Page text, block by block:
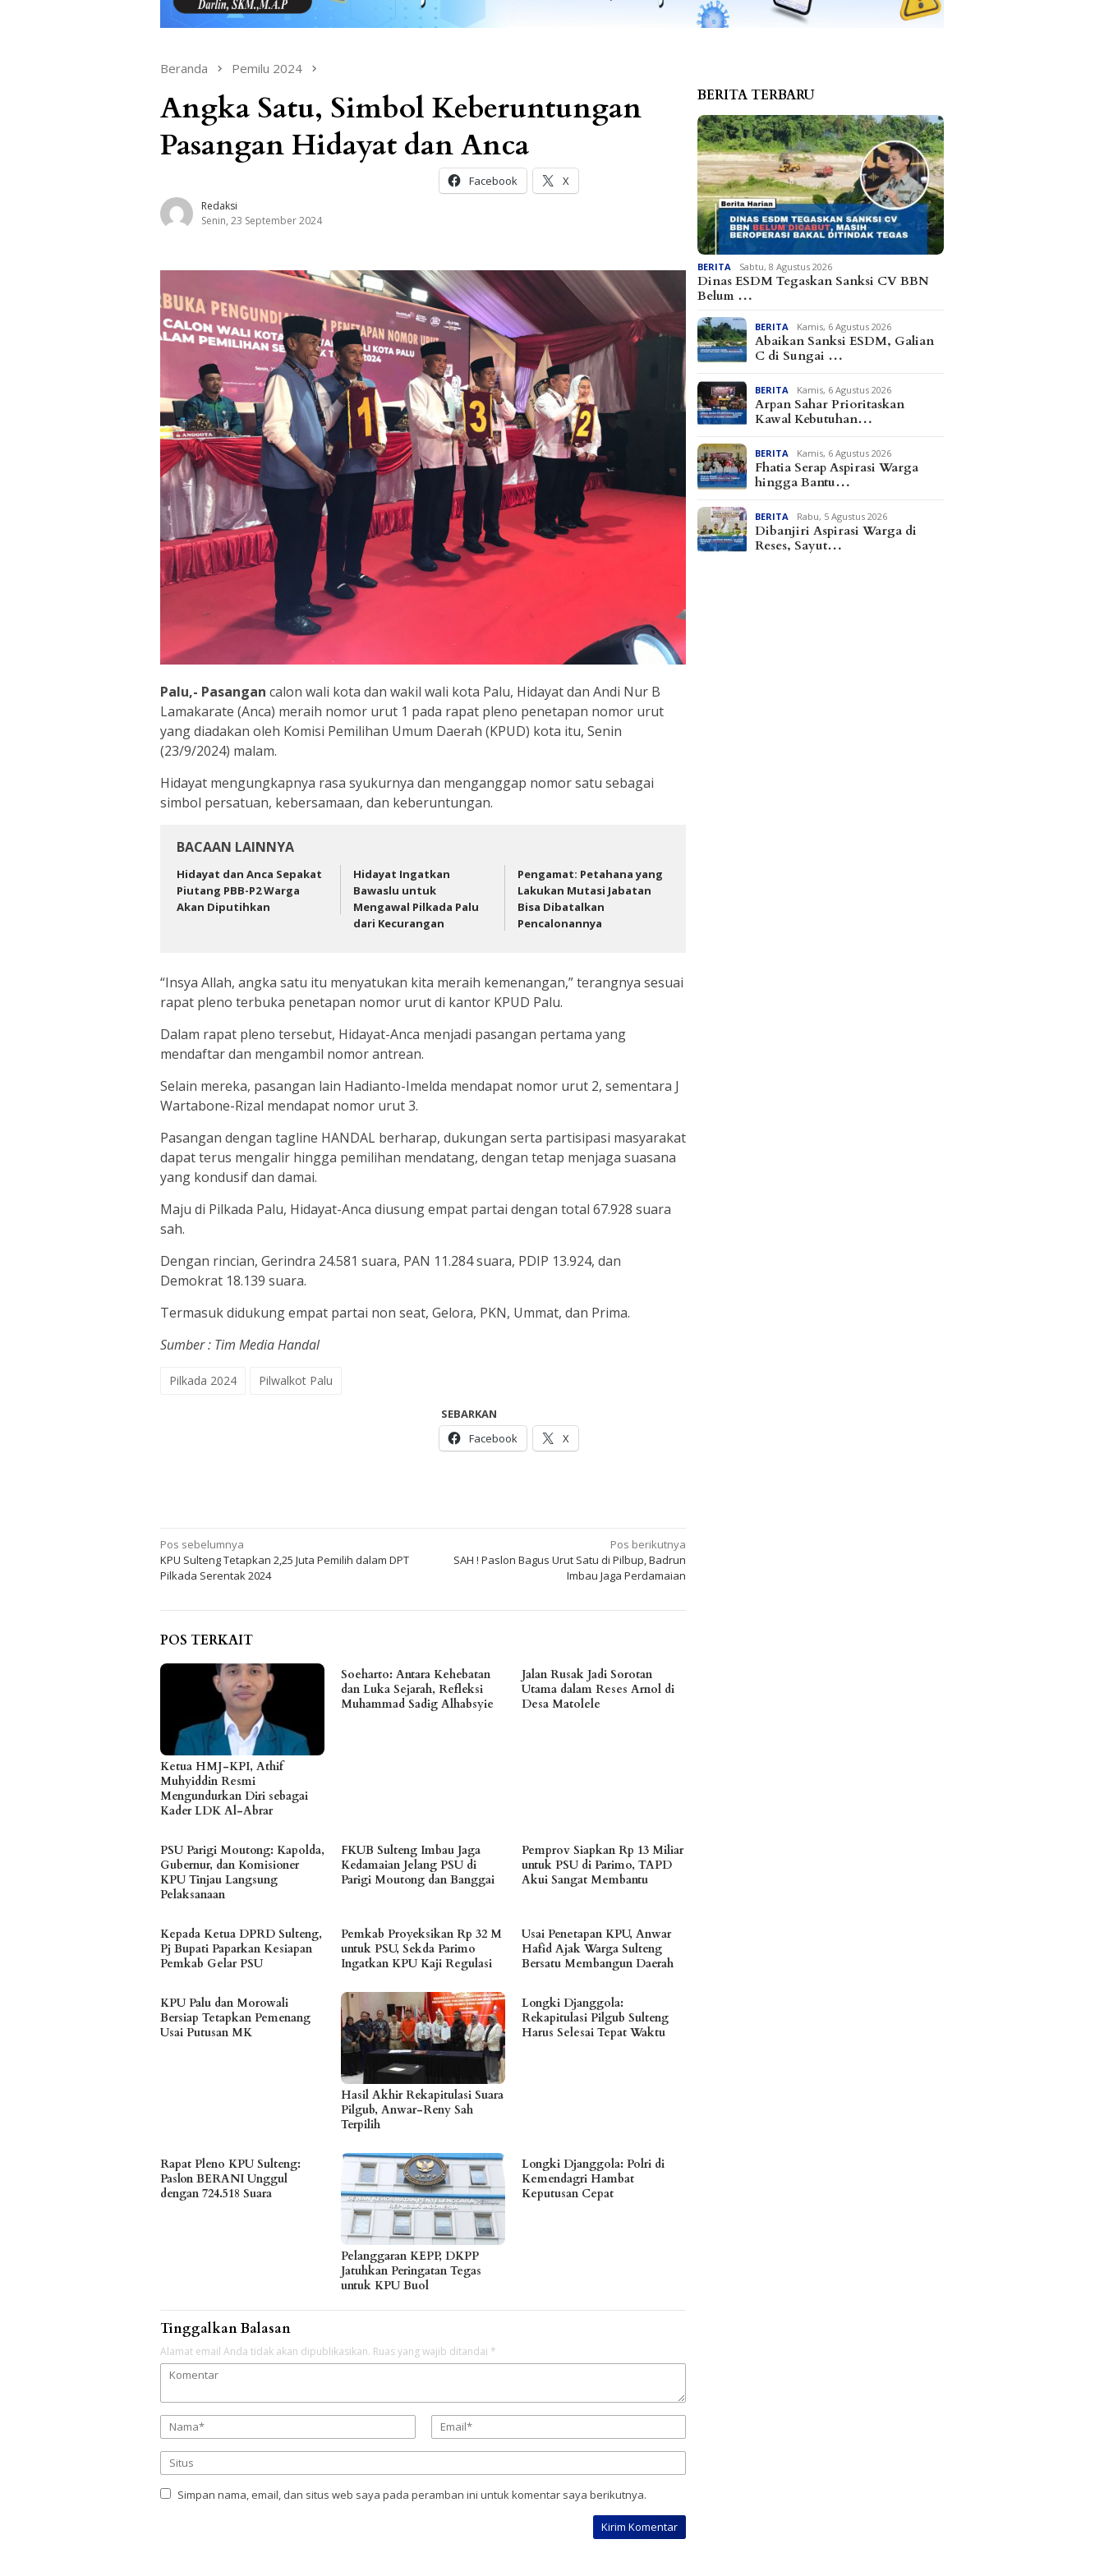
Beranda Pemilu 2024
Angka Satu, Simbol Keberuntungan
Pasangan Hidayat dan Anca
Redaksi
Senin, 23 September 2024
Facebook X
Palu,- Pasangan calon wali kota dan wakil wali kota Palu, Hidayat dan Andi Nur B
Lamakarate (Anca) meraih nomor urut 1 pada rapat pleno penetapan nomor urut
yang diadakan oleh Komisi Pemilihan Umum Daerah (KPUD) kota itu, Senin
(23/9/2024) malam.
Hidayat mengungkapnya rasa syukurnya dan menganggap nomor satu sebagai
simbol persatuan, kebersamaan, dan keberuntungan.
BACAAN LAINNYA
Hidayat dan Anca Sepakat
Piutang PBB-P2 Warga
Akan Diputihkan
Hidayat Ingatkan
Bawaslu untuk
Mengawal Pilkada Palu
dari Kecurangan
Pengamat: Petahana yang
Lakukan Mutasi Jabatan
Bisa Dibatalkan
Pencalonannya
“Insya Allah, angka satu itu menyatukan kita meraih kemenangan,” terangnya sesuai
rapat pleno terbuka penetapan nomor urut di kantor KPUD Palu.
Dalam rapat pleno tersebut, Hidayat-Anca menjadi pasangan pertama yang
mendaftar dan mengambil nomor antrean.
Selain mereka, pasangan lain Hadianto-Imelda mendapat nomor urut 2, sementara J
Wartabone-Rizal mendapat nomor urut 3.
Pasangan dengan tagline HANDAL berharap, dukungan serta partisipasi masyarakat
dapat terus mengalir hingga pemilihan mendatang, dengan tetap menjaga suasana
yang kondusif dan damai.
Maju di Pilkada Palu, Hidayat-Anca diusung empat partai dengan total 67.928 suara
sah.
Dengan rincian, Gerindra 24.581 suara, PAN 11.284 suara, PDIP 13.924, dan
Demokrat 18.139 suara.
Termasuk didukung empat partai non seat, Gelora, PKN, Ummat, dan Prima.
Sumber : Tim Media Handal
Pilkada 2024 Pilwalkot Palu
SEBARKAN
Facebook
X
Navigasi
pos
Pos sebelumnya
KPU Sulteng Tetapkan 2,25 Juta Pemilih dalam DPT
Pilkada Serentak 2024
Pos berikutnya
SAH ! Paslon Bagus Urut Satu di Pilbup, Badrun
Imbau Jaga Perdamaian
POS TERKAIT
Ketua HMJ-KPI, Athif
Muhyiddin Resmi
Mengundurkan Diri sebagai
Kader LDK Al-Abrar
Soeharto: Antara Kehebatan
dan Luka Sejarah, Refleksi
Muhammad Sadig Alhabsyie
Jalan Rusak Jadi Sorotan
Utama dalam Reses Arnol di
Desa Matolele
PSU Parigi Moutong: Kapolda,
Gubernur, dan Komisioner
KPU Tinjau Langsung
Pelaksanaan
FKUB Sulteng Imbau Jaga
Kedamaian Jelang PSU di
Parigi Moutong dan Banggai
Pemprov Siapkan Rp 13 Miliar
untuk PSU di Parimo, TAPD
Akui Sangat Membantu
Kepada Ketua DPRD Sulteng,
Pj Bupati Paparkan Kesiapan
Pemkab Gelar PSU
Pemkab Proyeksikan Rp 32 M
untuk PSU, Sekda Parimo
Ingatkan KPU Kaji Regulasi
Usai Penetapan KPU, Anwar
Hafid Ajak Warga Sulteng
Bersatu Membangun Daerah
KPU Palu dan Morowali
Bersiap Tetapkan Pemenang
Usai Putusan MK
Hasil Akhir Rekapitulasi Suara
Pilgub, Anwar-Reny Sah
Terpilih
Longki Djanggola:
Rekapitulasi Pilgub Sulteng
Harus Selesai Tepat Waktu
Rapat Pleno KPU Sulteng:
Paslon BERANI Unggul
dengan 724.518 Suara
Pelanggaran KEPP, DKPP
Jatuhkan Peringatan Tegas
untuk KPU Buol
Longki Djanggola: Polri di
Kemendagri Hambat
Keputusan Cepat
Tinggalkan Balasan
Alamat email Anda tidak akan dipublikasikan. Ruas yang wajib ditandai *
Simpan nama, email, dan situs web saya pada peramban ini untuk komentar saya berikutnya.
BERITA TERBARU
BERITA Sabtu, 8 Agustus 2026
Dinas ESDM Tegaskan Sanksi CV BBN
Belum …
BERITA Kamis, 6 Agustus 2026
Abaikan Sanksi ESDM, Galian
C di Sungai …
BERITA Kamis, 6 Agustus 2026
Arpan Sahar Prioritaskan
Kawal Kebutuhan…
BERITA Kamis, 6 Agustus 2026
Fhatia Serap Aspirasi Warga
hingga Bantu…
BERITA Rabu, 5 Agustus 2026
Dibanjiri Aspirasi Warga di
Reses, Sayut…